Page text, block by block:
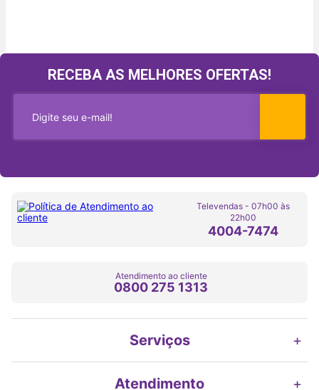
RECEBA AS MELHORES OFERTAS!
Televendas - 07h00 às
22h00
4004-7474
Atendimento ao cliente
0800 275 1313
Serviços +
Atendimento +